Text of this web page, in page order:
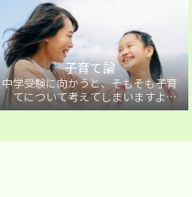
子育て論
中学受験に向かうと、そもそも子育
てについて考えてしまいますよ
ね・・・。中学受験に向かうお子様